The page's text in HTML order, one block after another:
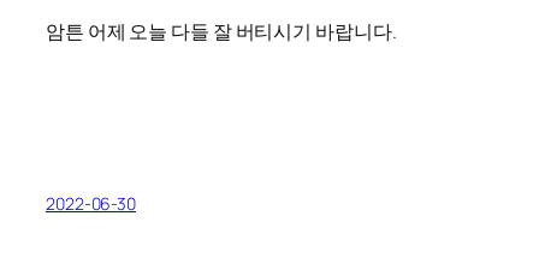
암튼 어제 오늘 다들 잘 버티시기 바랍니다.
2022-06-30